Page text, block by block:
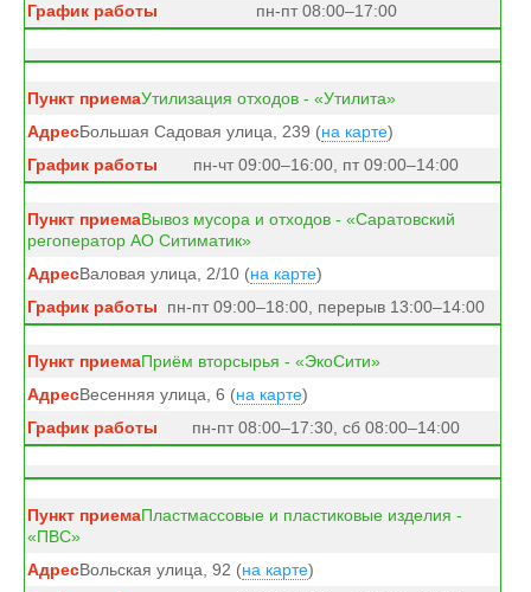
пн-пт 08:00–17:00
Утилизация отходов - «Утилита»
Большая Садовая улица, 239 (на карте)
пн-чт 09:00–16:00, пт 09:00–14:00
Вывоз мусора и отходов - «Саратовский
регоператор АО Ситиматик»
Валовая улица, 2/10 (на карте)
пн-пт 09:00–18:00, перерыв 13:00–14:00
Приём вторсырья - «ЭкоСити»
Весенняя улица, 6 (на карте)
пн-пт 08:00–17:30, сб 08:00–14:00
Пластмассовые и пластиковые изделия -
«ПВС»
Вольская улица, 92 (на карте)